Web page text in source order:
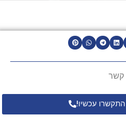
קשר
התקשרו עכשיו!